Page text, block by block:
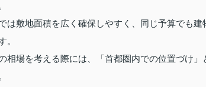
は敷地面積を広く確保しやすく、同じ予算でも
。
相場を考える際には、「首都圏内での位置づけ